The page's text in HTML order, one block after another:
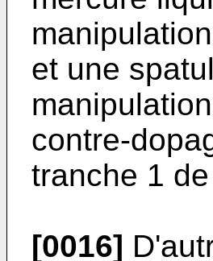
et une
contre-
tranche 1 de
[0016]